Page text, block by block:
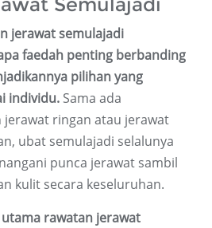
jerawat semulajadi
faedah penting berbanding
pilihan yang
individu. Sama ada
jerawat ringan atau jerawat
ubat semulajadi selalunya
punca jerawat sambil
kulit secara keseluruhan.
rawatan jerawat